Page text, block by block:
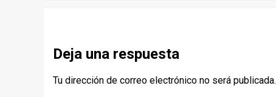
Deja una respuesta
Tu dirección de correo electrónico no será publicada.